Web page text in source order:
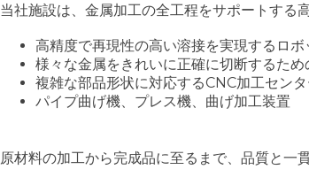
当社施設は、金属加工の全工程をサポートする
高精度で再現性の高い溶接を実現するロ
様々な金属をきれいに正確に切断するた
複雑な部品形状に対応するCNC加工センタ
パイプ曲げ機、プレス機、曲げ加工装置
原材料の加工から完成品に至るまで、品質と一